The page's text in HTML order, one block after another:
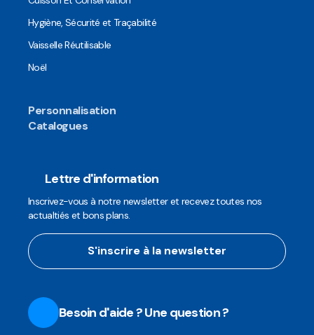
Hygiène, Sécurité et Traçabilité
Vaisselle Réutilisable
Noël
Personnalisation
Catalogues
Lettre d'information
Inscrivez-vous à notre newsletter et recevez toutes nos
actualtiés et bons plans.
S'inscrire à la newsletter
Besoin d'aide ? Une question ?